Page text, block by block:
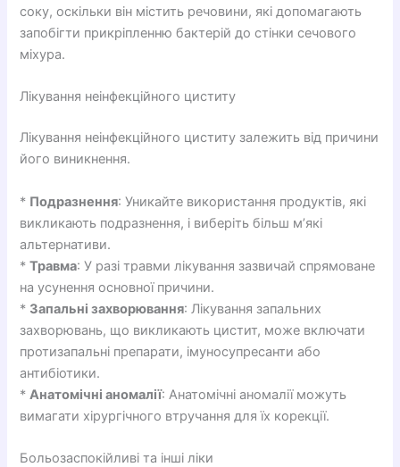
соку, оскільки він містить речовини, які допомагають
запобігти прикріпленню бактерій до стінки сечового
міхура.
Лікування неінфекційного циститу
Лікування неінфекційного циститу залежить від причини
його виникнення.
* Подразнення: Уникайте використання продуктів, які
викликають подразнення, і виберіть більш м’які
альтернативи.
*Травма: У разі травми лікування зазвичай спрямоване
на усунення основної причини.
* Запальні захворювання: Лікування запальних
захворювань, що викликають цистит, може включати
протизапальні препарати, імуносупресанти або
антибіотики.
* Анатомічні аномалії: Анатомічні аномалії можуть
вимагати хірургічного втручання для їх корекції.
Больозаспокійливі та інші ліки